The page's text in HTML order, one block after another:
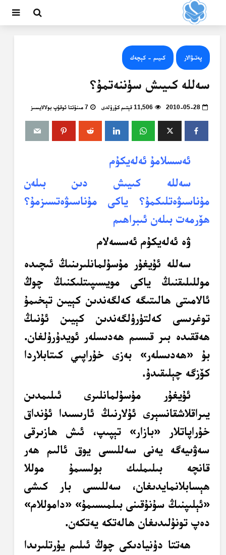
پەتىۋالار كىيىم - كېچەك
سەللە كىيىش سۈننەتمۇ؟
2010-05-28 11,506 قېتىم كۆرۈلدى 7 مىنۇتتا ئوقۇپ بولالايسىز
ئەسسلامۇ ئەلەيكۇم
سەللە كىيىش دىن بىلەن
مۇناسىۋەتلىكمۇ؟ ياكى مۇناسىۋەتسىزمۇ؟
ھۆرمەت بىلەن ئىبراھىم
ۋە ئەلەيكۇم ئەسسەلام
سەللە ئۇيغۇر مۇسۇلمانلىرىنىڭ ئىچىدە
موللىلىقنىڭ ياكى مويسىپىتلىكنىڭ چوڭ
ئالامىتى ھالىتىگە كەلگەندىن كېيىن تېخىمۇ
توغرىسى كەلتۈرۈلگەندىن كېيىن ئۇنىڭ
ھەققىدە بىر قىسىم ھەدىسلەر ئويدۇرۇلغان.
بۇ «ھەدىسلەر» بەزى خۇراپىي كىتابلاردا
كۆزگە چېلىقىدۇ.
ئۇيغۇر مۇسۇلمانلىرى ئىلىمدىن
يىراقلاشقانسېرى ئۇلارنىڭ ئارىسىدا ئۇنداق
خۇراپاتلار «بازار» تېپىپ، ئىش ھازىرقى
سەۋىيەگە يەنى سەللىسى يوق ئالىم ھەر
قانچە بىلىملىك بولسىمۇ موللا
ھېسابلانمايدىغان، سەللىسى بار كىشى
«ئېلىپنىڭ سۇنۇقىنى بىلمىسىمۇ» «داموللام»
دەپ تونۇلىدىغان ھالەتكە يەتكەن.
ھەتتا دۇنيادىكى چوڭ ئىلىم يۇرتلىرىدا